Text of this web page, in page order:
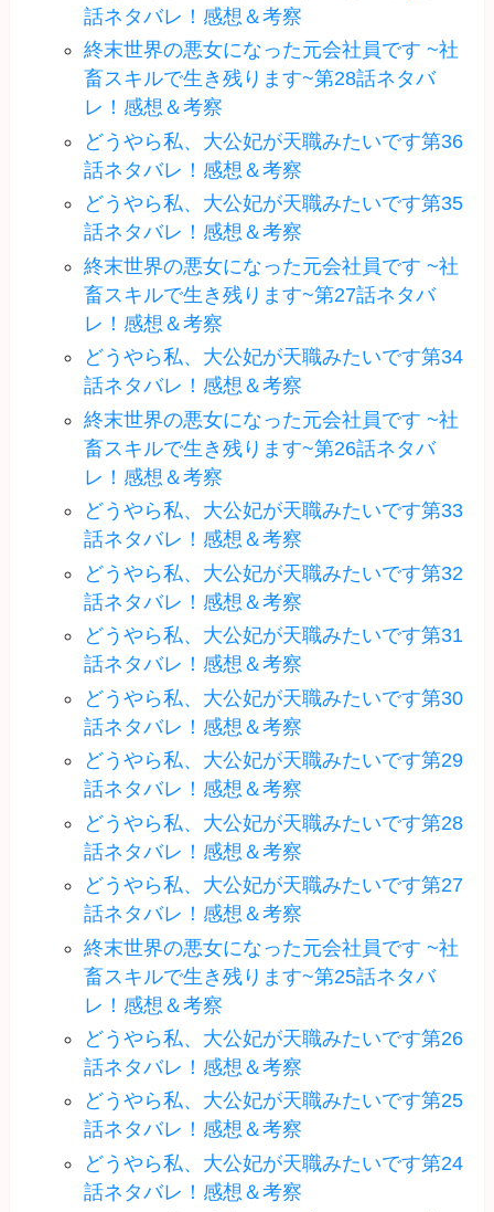
話ネタバレ！感想＆考察
終末世界の悪女になった元会社員です ~社
畜スキルで生き残ります~第28話ネタバ
レ！感想＆考察
どうやら私、大公妃が天職みたいです第36
話ネタバレ！感想＆考察
どうやら私、大公妃が天職みたいです第35
話ネタバレ！感想＆考察
終末世界の悪女になった元会社員です ~社
畜スキルで生き残ります~第27話ネタバ
レ！感想＆考察
どうやら私、大公妃が天職みたいです第34
話ネタバレ！感想＆考察
終末世界の悪女になった元会社員です ~社
畜スキルで生き残ります~第26話ネタバ
レ！感想＆考察
どうやら私、大公妃が天職みたいです第33
話ネタバレ！感想＆考察
どうやら私、大公妃が天職みたいです第32
話ネタバレ！感想＆考察
どうやら私、大公妃が天職みたいです第31
話ネタバレ！感想＆考察
どうやら私、大公妃が天職みたいです第30
話ネタバレ！感想＆考察
どうやら私、大公妃が天職みたいです第29
話ネタバレ！感想＆考察
どうやら私、大公妃が天職みたいです第28
話ネタバレ！感想＆考察
どうやら私、大公妃が天職みたいです第27
話ネタバレ！感想＆考察
終末世界の悪女になった元会社員です ~社
畜スキルで生き残ります~第25話ネタバ
レ！感想＆考察
どうやら私、大公妃が天職みたいです第26
話ネタバレ！感想＆考察
どうやら私、大公妃が天職みたいです第25
話ネタバレ！感想＆考察
どうやら私、大公妃が天職みたいです第24
話ネタバレ！感想＆考察